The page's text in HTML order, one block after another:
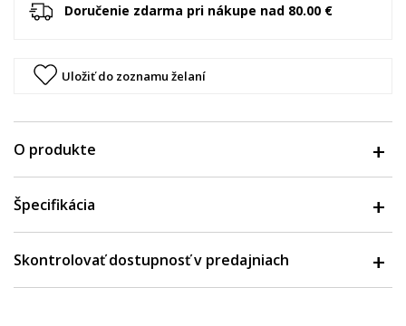
Doručenie zdarma pri nákupe nad 80.00 €
Uložiť do zoznamu želaní
O produkte
Špecifikácia
Skontrolovať dostupnosť v predajniach